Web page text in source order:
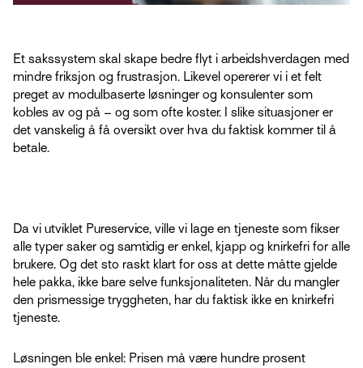
Et sakssystem skal skape bedre flyt i arbeidshverdagen med
mindre friksjon og frustrasjon. Likevel opererer vi i et felt
preget av modulbaserte løsninger og konsulenter som
kobles av og på – og som ofte koster. I slike situasjoner er
det vanskelig å få oversikt over hva du faktisk kommer til å
betale.
Da vi utviklet Pureservice, ville vi lage en tjeneste som fikser
alle typer saker og samtidig er enkel, kjapp og knirkefri for alle
brukere. Og det sto raskt klart for oss at dette måtte gjelde
hele pakka, ikke bare selve funksjonaliteten. Når du mangler
den prismessige tryggheten, har du faktisk ikke en knirkefri
tjeneste.
Løsningen ble enkel: Prisen må være hundre prosent